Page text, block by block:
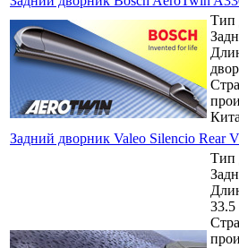
Тип
Задний дворник Valeo Silencio Rear
Тип
33.5